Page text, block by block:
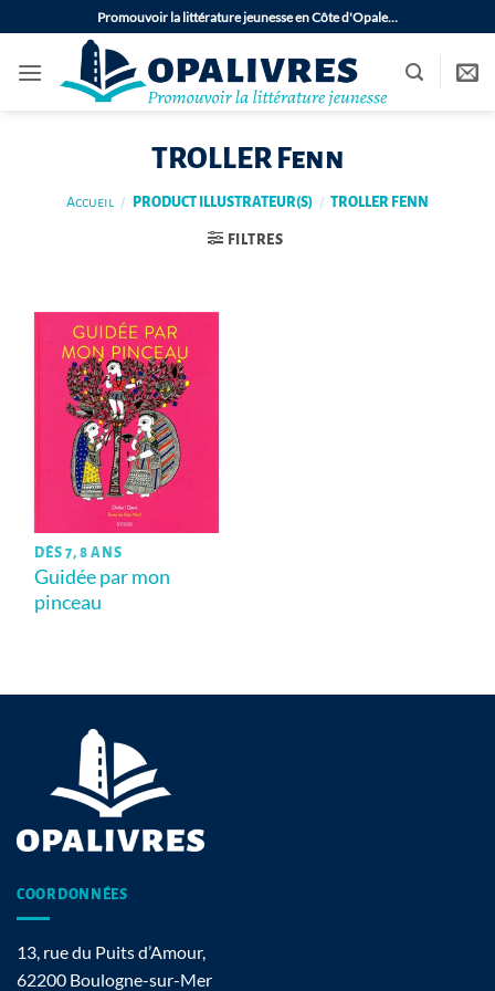
au
contenu
Promouvoir la littérature jeunesse en Côte d'Opale…
TROLLER Fenn
Accueil / PRODUCT ILLUSTRATEUR(S) / TROLLER FENN
FILTRES
DÈS 7, 8 ANS
Guidée par mon
pinceau
COORDONNÉES
13, rue du Puits d’Amour,
62200 Boulogne-sur-Mer